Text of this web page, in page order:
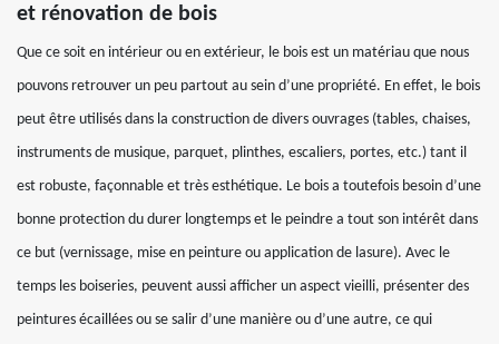
et rénovation de bois
Que ce soit en intérieur ou en extérieur, le bois est un matériau que nous
pouvons retrouver un peu partout au sein d’une propriété. En effet, le bois
peut être utilisés dans la construction de divers ouvrages (tables, chaises,
instruments de musique, parquet, plinthes, escaliers, portes, etc.) tant il
est robuste, façonnable et très esthétique. Le bois a toutefois besoin d’une
bonne protection du durer longtemps et le peindre a tout son intérêt dans
ce but (vernissage, mise en peinture ou application de lasure). Avec le
temps les boiseries, peuvent aussi afficher un aspect vieilli, présenter des
peintures écaillées ou se salir d’une manière ou d’une autre, ce qui